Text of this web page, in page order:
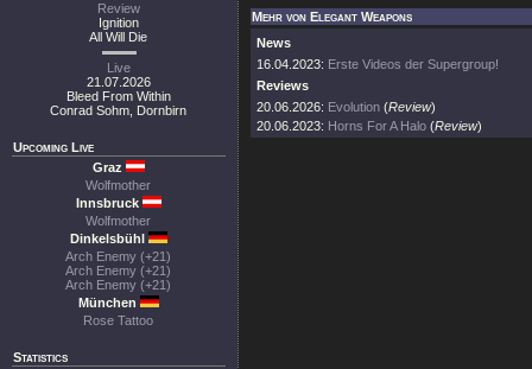
Review
Ignition
All Will Die
Live
21.07.2026
Bleed From Within
Conrad Sohm, Dornbirn
Upcoming Live
Graz
Wolfmother
Innsbruck
Wolfmother
Dinkelsbühl
Arch Enemy (+21)
Arch Enemy (+21)
Arch Enemy (+21)
München
Rose Tattoo
Statistics
Mehr von Elegant Weapons
News
16.04.2023: Erste Videos der Supergroup!
Reviews
20.06.2026: Evolution (Review)
20.06.2023: Horns For A Halo (Review)